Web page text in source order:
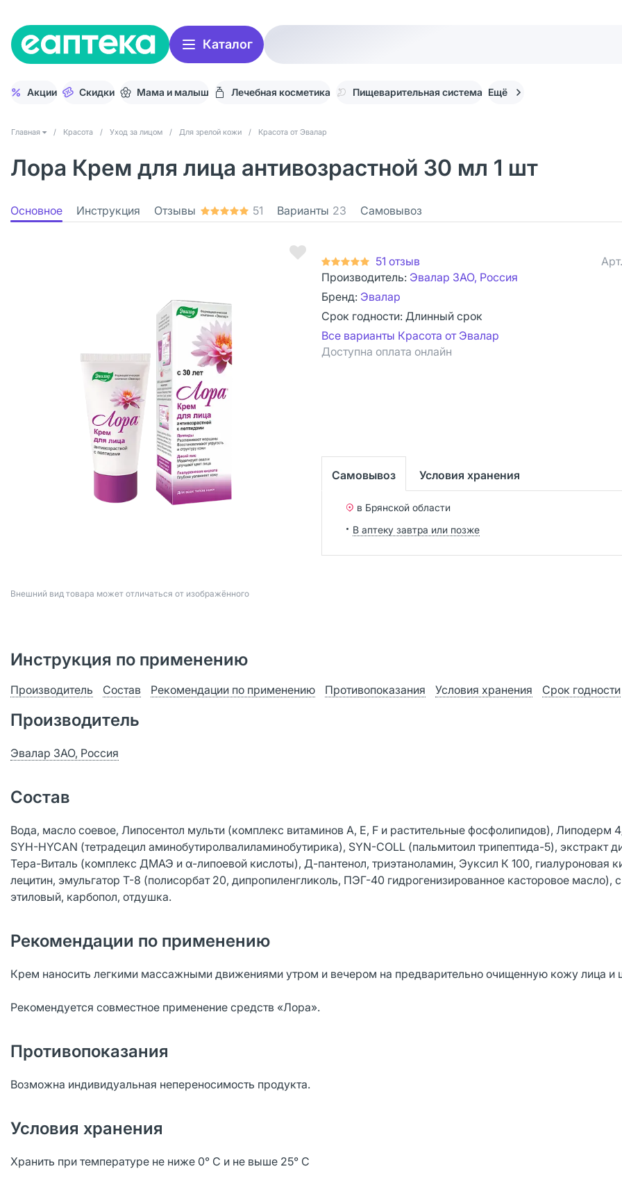
Каталог
Акции Скидки Мама и малыш Лечебная косметика Пищеварительная система Ещё
Главная / Красота / Уход за лицом / Для зрелой кожи / Красота от Эвалар
Лора Крем для лица антивозрастной 30 мл 1 шт
Основное Инструкция Отзывы 51 Варианты 23 Самовывоз
Bнешний вид товара может отличаться от изображённого
51 отзыв
Производитель: Эвалар ЗАО, Россия
Бренд: Эвалар
Срок годности: Длинный срок
Все варианты Красота от Эвалар
Доступна оплата онлайн
Самовывоз Условия хранения
в Брянской области
В аптеку завтра или позже
Инструкция по применению
Производитель Состав Рекомендации по применению Противопоказания Условия хранения Срок годности
Производитель
Эвалар ЗАО, Россия
Состав
Вода, масло соевое, Липосентол мульти (комплекс витаминов А, Е, F и растительные фосфолипидов), Липодерм
SYH-HYCAN (тетрадецил аминобутиролвалиламинобутирика), SYN-COLL (пальмитоил трипептида-5), экстракт
Тера-Виталь (комплекс ДМАЭ и α-липоевой кислоты), Д-пантенол, триэтаноламин, Эуксил К 100, гиалуроновая
лецитин, эмульгатор Т-8 (полисорбат 20, дипропиленгликоль, ПЭГ-40 гидрогенизированное касторовое масло),
этиловый, карбопол, отдушка.
Рекомендации по применению
Крем наносить легкими массажными движениями утром и вечером на предварительно очищенную кожу лица и
Рекомендуется совместное применение средств «Лора».
Противопоказания
Возможна индивидуальная непереносимость продукта.
Условия хранения
Хранить при температуре не ниже 0° С и не выше 25° С